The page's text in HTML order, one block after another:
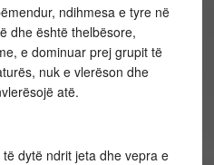
ndihmesa e tyre në
dhe është thelbësore,
e dominuar prej grupit të
nuk e vlerëson dhe
atë.
dytë ndrit jeta dhe vepra e